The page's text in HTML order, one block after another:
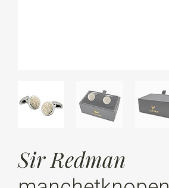
Sir Redman